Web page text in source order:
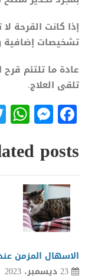
إذا كانت القرحة
تشخيصات إضافية
تلقى العلاج.
posts
الاسهال المزمن
23 ديسمبر، 2023